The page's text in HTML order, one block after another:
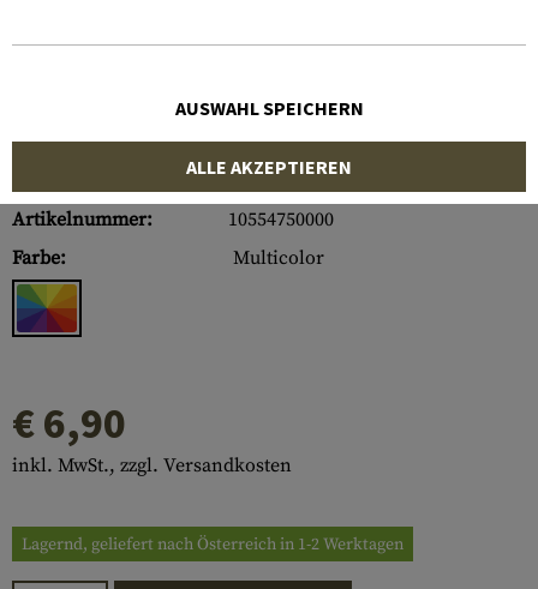
Artikelnummer:
10554750000
Farbe:
Multicolor
€ 6,90
inkl. MwSt., zzgl. Versandkosten
Lagernd, geliefert nach Österreich in 1-2 Werktagen
AUSWAHL SPEICHERN
ALLE AKZEPTIEREN